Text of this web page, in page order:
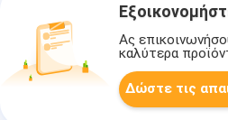
Ας
καλύτερα
Δώστε τις